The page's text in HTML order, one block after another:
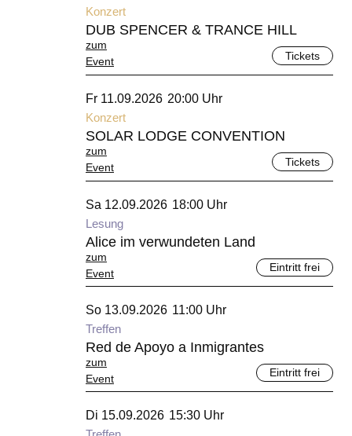
Konzert
Tickets
DUB SPENCER & TRANCE HILL
zum
Event
September 2026
Fr 11.09.2026 20:00 Uhr
Konzert
Tickets
SOLAR LODGE CONVENTION
zum
Event
September 2026
Sa 12.09.2026 18:00 Uhr
Lesung
Eintritt frei
Alice im verwundeten Land
zum
Event
September 2026
So 13.09.2026 11:00 Uhr
Treffen
Eintritt frei
Red de Apoyo a Inmigrantes
zum
Event
September 2026
Di 15.09.2026 15:30 Uhr